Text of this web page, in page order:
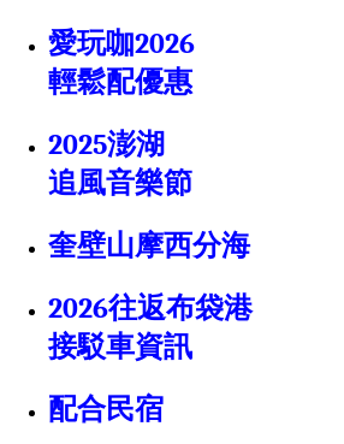
愛玩咖2026
輕鬆配優惠
2025澎湖
追風音樂節
奎壁山摩西分海
2026往返布袋港
接駁車資訊
配合民宿